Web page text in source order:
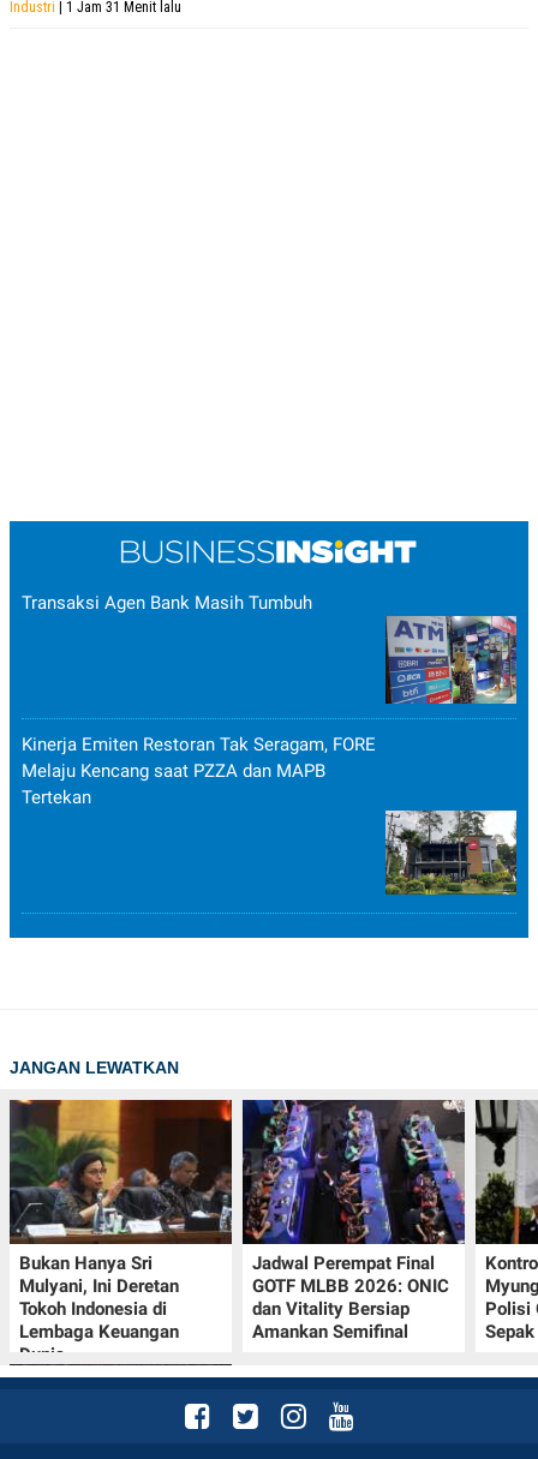
Industri | 1 Jam 31 Menit lalu
Transaksi Agen Bank Masih Tumbuh
Kinerja Emiten Restoran Tak Seragam, FORE
Melaju Kencang saat PZZA dan MAPB
Tertekan
JANGAN LEWATKAN
Bukan Hanya Sri
Mulyani, Ini Deretan
Tokoh Indonesia di
Lembaga Keuangan
Dunia
Jadwal Perempat Final
GOTF MLBB 2026: ONIC
dan Vitality Bersiap
Amankan Semifinal
Polisi